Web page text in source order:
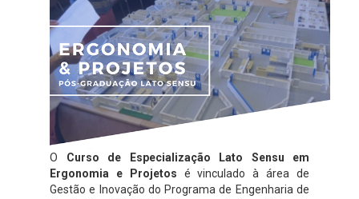
O Curso de Especialização Lato Sensu em
Ergonomia e Projetos é vinculado à área de
Gestão e Inovação do Programa de Engenharia de